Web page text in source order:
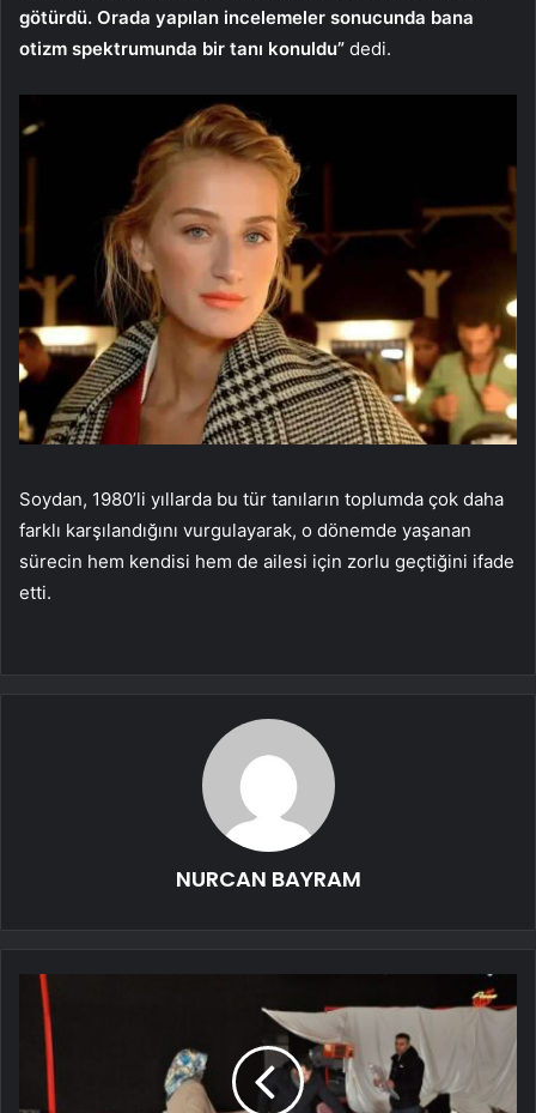
götürdü. Orada yapılan incelemeler sonucunda bana
otizm spektrumunda bir tanı konuldu” dedi.
Soydan, 1980’li yıllarda bu tür tanıların toplumda çok daha
farklı karşılandığını vurgulayarak, o dönemde yaşanan
sürecin hem kendisi hem de ailesi için zorlu geçtiğini ifade
etti.
NURCAN BAYRAM